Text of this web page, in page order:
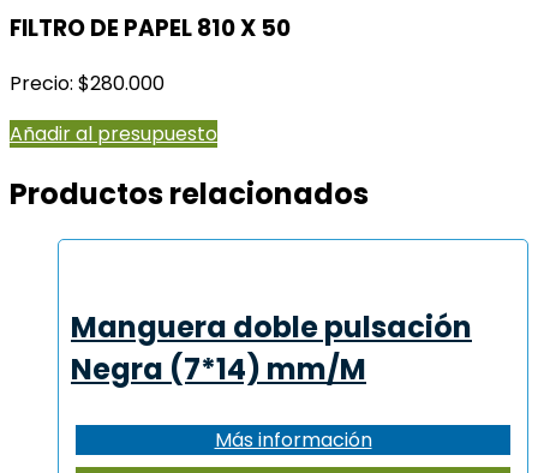
FILTRO DE PAPEL 810 X 50
Precio: $280.000
Añadir al presupuesto
Productos relacionados
Manguera doble pulsación
Negra (7*14) mm/M
Más información